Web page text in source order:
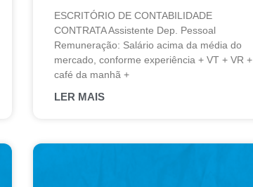
ESCRITÓRIO DE CONTABILIDADE
CONTRATA Assistente Dep. Pessoal
Remuneração: Salário acima da média do
mercado, conforme experiência + VT + VR +
café da manhã +
LER MAIS